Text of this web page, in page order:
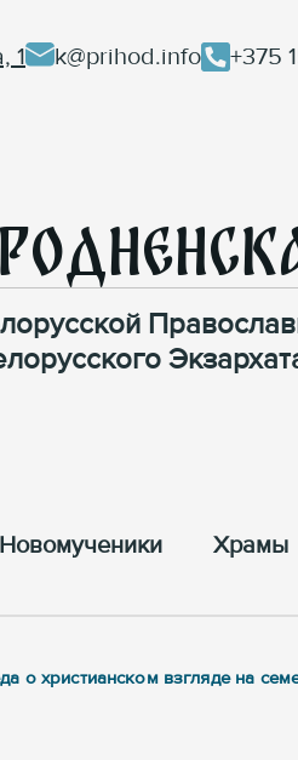
1 k@prihod.info +375
Новомученики Храмы
о христианском взгляде на